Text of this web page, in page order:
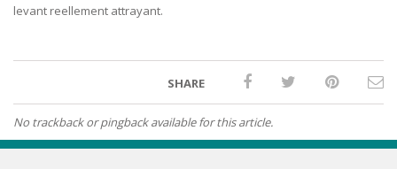
levant reellement attrayant.
SHARE
No trackback or pingback available for this article.